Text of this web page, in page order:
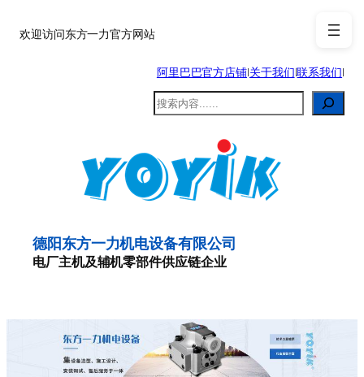
至欢迎访问东方一力官方网站
阿里巴巴官方店铺|关于我们|联系我们|
搜
索
德阳东方一力机电设备有限公司
电厂主机及辅机零部件供应链企业